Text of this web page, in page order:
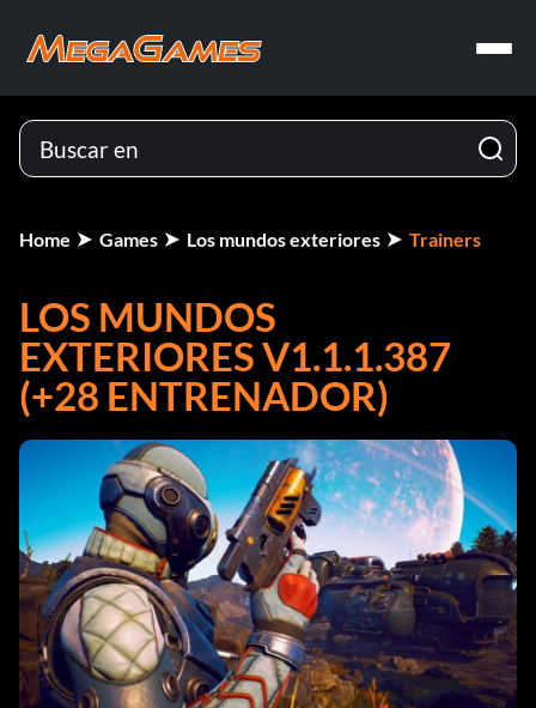
Home Games Los mundos exteriores Trainers
LOS MUNDOS
EXTERIORES V1.1.1.387
(+28 ENTRENADOR)